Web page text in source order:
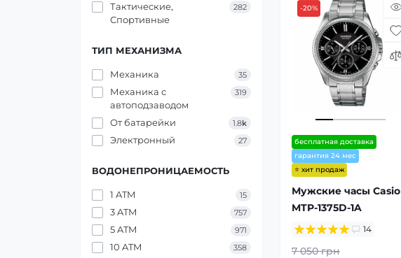
Тактические,
Спортивные
282
ТИП МЕХАНИЗМА
Механика 35
Механика с
автоподзаводом
319
От батарейки 1.8k
Электронный 27
ВОДОНЕПРОНИЦАЕМОСТЬ
1 ATM 15
3 ATM 757
5 ATM 971
10 ATM 358
-20%
бесплатная доставка
гарантия 24 мес
⭐ хит продаж
Мужские часы Casio
MTP-1375D-1A
14
7 050 грн